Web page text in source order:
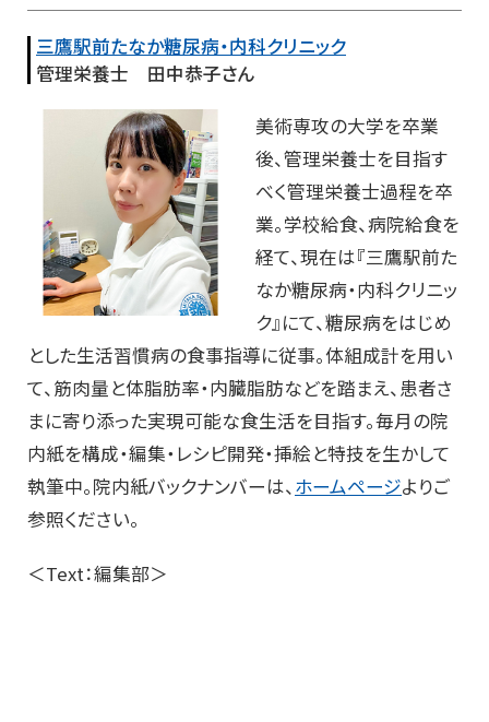
三鷹駅前たなか糖尿病・内科クリニック
管理栄養士 田中恭子さん
美術専攻の大学を卒業
後、管理栄養士を目指す
べく管理栄養士過程を卒
業。学校給食、病院給食を
経て、現在は『三鷹駅前た
なか糖尿病・内科クリニッ
ク』にて、糖尿病をはじめ
とした生活習慣病の食事指導に従事。体組成計を用い
て、筋肉量と体脂肪率・内臓脂肪などを踏まえ、患者さ
まに寄り添った実現可能な食生活を目指す。毎月の院
内紙を構成・編集・レシピ開発・挿絵と特技を生かして
執筆中。院内紙バックナンバーは、ホームページよりご
参照ください。
＜Text：編集部＞